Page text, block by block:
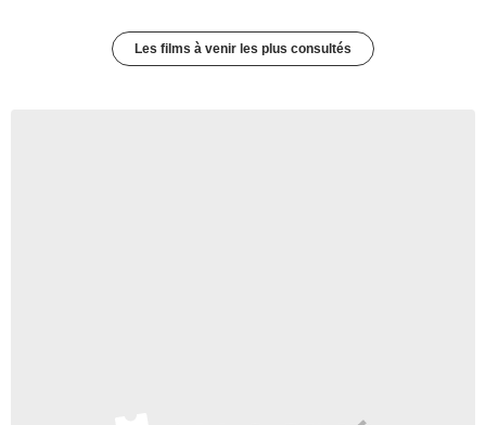
Les films à venir les plus consultés